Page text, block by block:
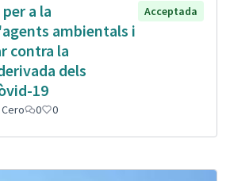
a la
ambientals i
contra la
dels
19
Acceptada
0 0